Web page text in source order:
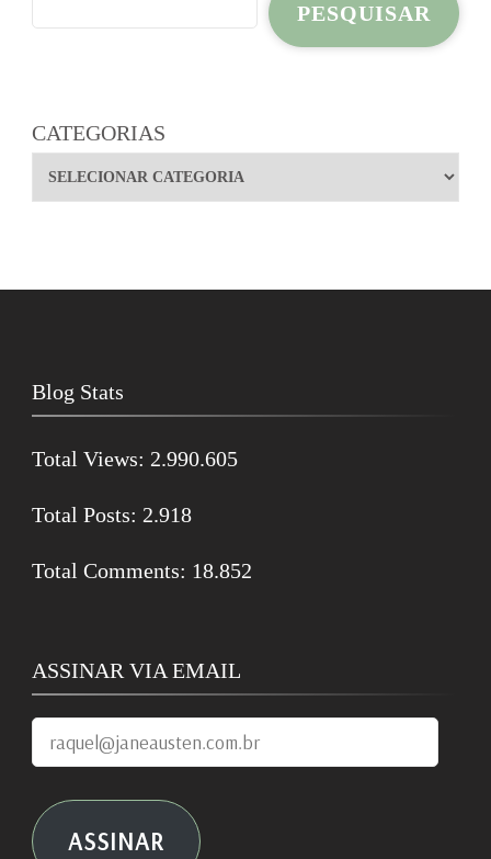
PESQUISAR
CATEGORIAS
Blog Stats
Total Views: 2.990.605
Total Posts: 2.918
Total Comments: 18.852
ASSINAR VIA EMAIL
raquel@janeausten.com.br
ASSINAR